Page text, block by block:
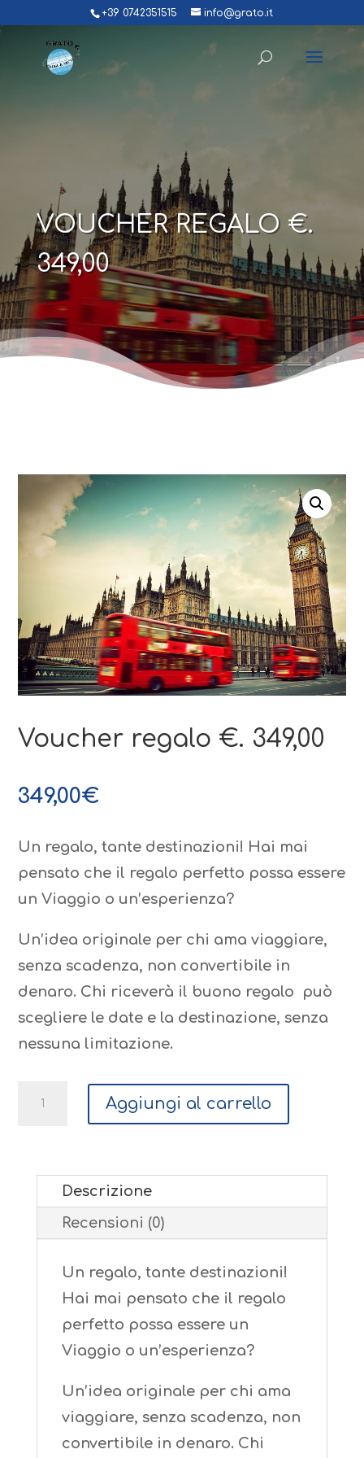
+39 0742351515 info@grato.it
VOUCHER REGALO €.
349,00
Voucher regalo €. 349,00
349,00€
Un regalo, tante destinazioni! Hai mai
pensato che il regalo perfetto possa essere
un Viaggio o un’esperienza?
Un’idea originale per chi ama viaggiare,
senza scadenza, non convertibile in
denaro. Chi riceverà il buono regalo può
scegliere le date e la destinazione, senza
nessuna limitazione.
349,00
quantità
Aggiungi al carrello
Descrizione
Recensioni (0)
Un regalo, tante destinazioni!
Hai mai pensato che il regalo
perfetto possa essere un
Viaggio o un’esperienza?
Un’idea originale per chi ama
viaggiare, senza scadenza, non
convertibile in denaro. Chi